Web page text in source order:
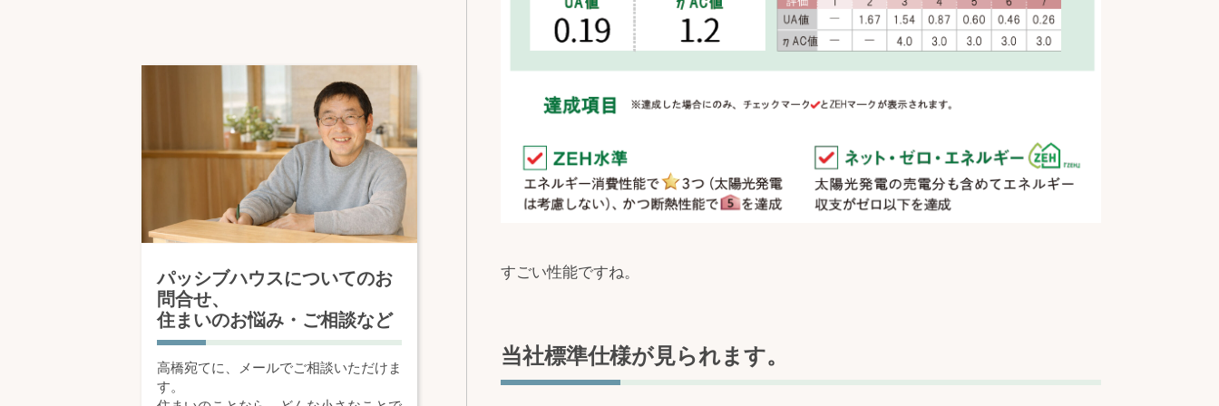
すごい性能ですね。
当社標準仕様が見られます。
パッシブハウスについてのお
問合せ、
住まいのお悩み・ご相談など
高橋宛てに、メールでご相談いただけま
す。